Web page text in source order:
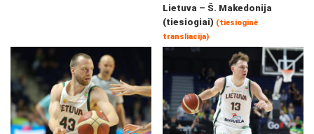
Lietuva – Š. Makedonija
(tiesiogiai) (tiesioginė
transliacija)